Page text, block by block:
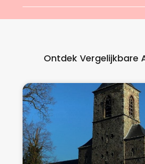
Ontdek Vergelijkbare